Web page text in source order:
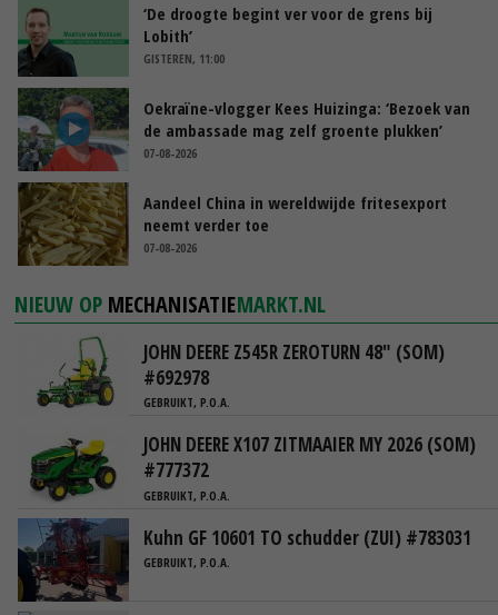
‘De droogte begint ver voor de grens bij
Lobith’
GISTEREN, 11:00
Oekraïne-vlogger Kees Huizinga: ‘Bezoek van
de ambassade mag zelf groente plukken’
07-08-2026
Aandeel China in wereldwijde fritesexport
neemt verder toe
07-08-2026
NIEUW OP MECHANISATIEMARKT.NL
JOHN DEERE Z545R ZEROTURN 48" (SOM)
#692978
GEBRUIKT, P.O.A.
JOHN DEERE X107 ZITMAAIER MY 2026 (SOM)
#777372
GEBRUIKT, P.O.A.
Kuhn GF 10601 TO schudder (ZUI) #783031
GEBRUIKT, P.O.A.